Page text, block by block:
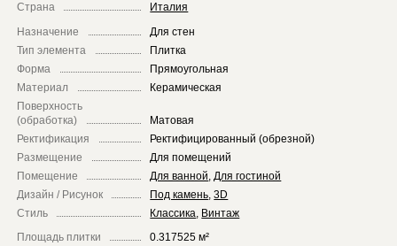
Страна
Италия
Назначение
Для стен
Тип элемента
Плитка
Форма
Прямоугольная
Материал
Керамическая
Поверхность
(обработка)
Матовая
Ректификация
Ректифицированный (обрезной)
Размещение
Для помещений
Помещение
Для ванной Для гостиной
Дизайн / Рисунок
Под камень ,3D
Стиль
Классика Винтаж
Площадь плитки
0.317525 м²